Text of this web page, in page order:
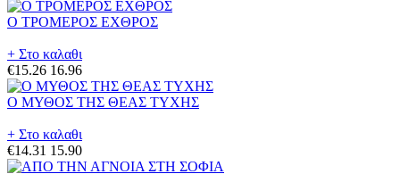
Ο ΤΡΟΜΕΡΟΣ ΕΧΘΡΟΣ
+ Στο καλαθι
€15.26 16.96
Ο ΜΥΘΟΣ ΤΗΣ ΘΕΑΣ ΤΥΧΗΣ
+ Στο καλαθι
€14.31 15.90